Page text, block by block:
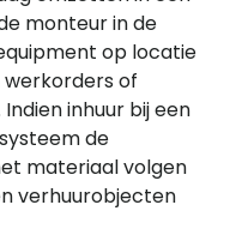
monteur in de
op locatie
of
inhuur bij een
de
materiaal volgen
verhuurobjecten